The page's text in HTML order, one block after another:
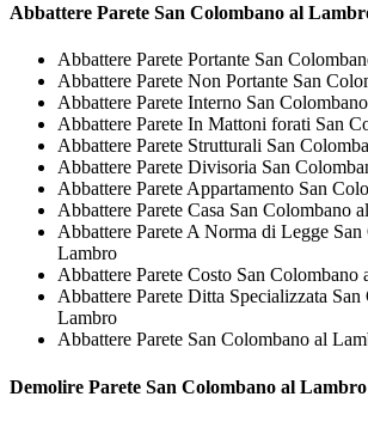
Abbattere Parete San Colombano al
Abbattere Parete Portante San
Abbattere Parete Non Portante San
Abbattere Parete Interno San
Abbattere Parete In Mattoni forati San
Abbattere Parete Strutturali San
Abbattere Parete Divisoria San
Abbattere Parete Appartamento San
Abbattere Parete Casa San Colombano
Abbattere Parete A Norma di Legge
Lambro
Abbattere Parete Costo San Colombano
Abbattere Parete Ditta Specializzata
Lambro
Abbattere Parete San Colombano al
Demolire Parete San Colombano al Lambro